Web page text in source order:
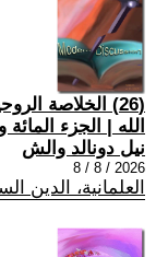
(26) الخلاصة
الله | الجزء
نيل دونالد والش
2026 / 8 / 8
العلمانية، الدين